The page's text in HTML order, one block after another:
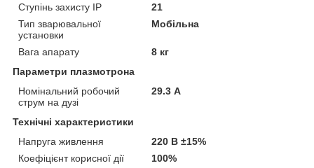
Ступінь захисту IP
21
Тип зварювальної
установки
Мобільна
Вага апарату
8 кг
Параметри плазмотрона
Номінальний робочий
струм на дузі
29.3 А
Технічні характеристики
Напруга живлення
220 В ±15%
Коефіцієнт корисної дії
100%